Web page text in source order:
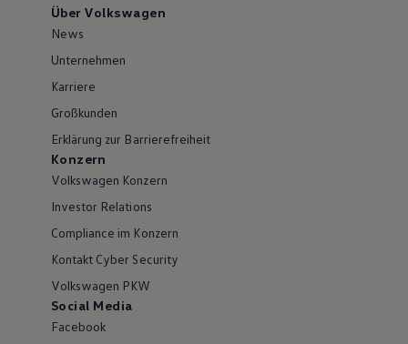
Über Volkswagen
News
Unternehmen
Karriere
Großkunden
Erklärung zur Barrierefreiheit
Konzern
Volkswagen Konzern
Investor Relations
Compliance im Konzern
Kontakt Cyber Security
Volkswagen PKW
Social Media
Facebook